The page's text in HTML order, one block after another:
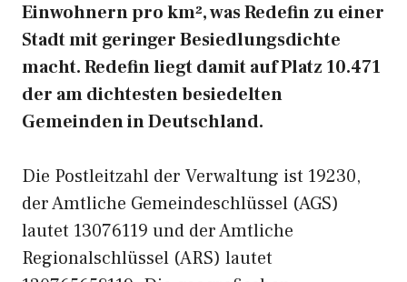
Einwohnern pro km², was Redefin zu einer
Stadt mit geringer Besiedlungsdichte
macht. Redefin liegt damit auf Platz 10.471
der am dichtesten besiedelten
Gemeinden in Deutschland.
Die Postleitzahl der Verwaltung ist 19230,
der Amtliche Gemeindeschlüssel (AGS)
lautet 13076119 und der Amtliche
Regionalschlüssel (ARS) lautet